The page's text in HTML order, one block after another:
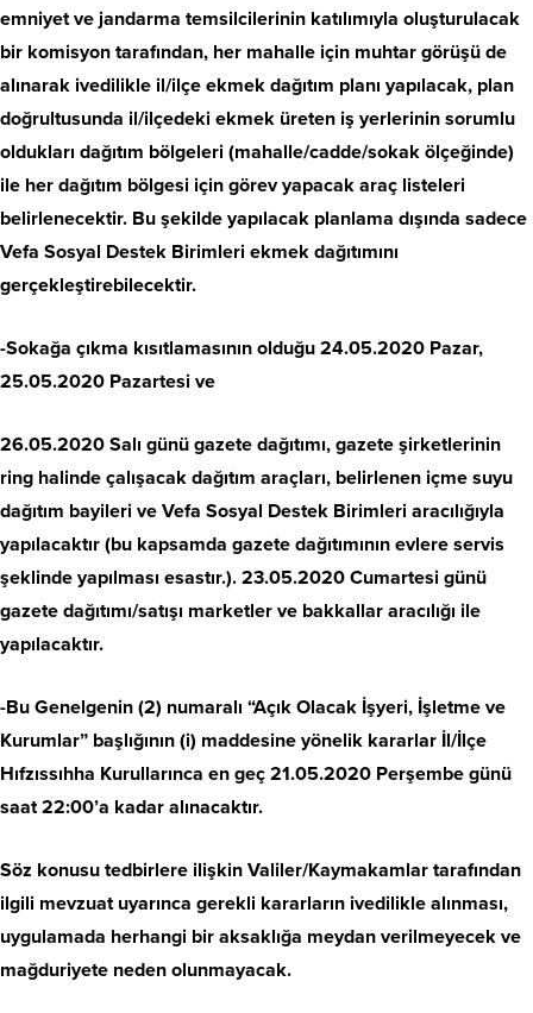
emniyet ve jandarma temsilcilerinin katılımıyla oluşturulacak
bir komisyon tarafından, her mahalle için muhtar görüşü de
alınarak ivedilikle il/ilçe ekmek dağıtım planı yapılacak, plan
doğrultusunda il/ilçedeki ekmek üreten iş yerlerinin sorumlu
oldukları dağıtım bölgeleri (mahalle/cadde/sokak ölçeğinde)
ile her dağıtım bölgesi için görev yapacak araç listeleri
belirlenecektir. Bu şekilde yapılacak planlama dışında sadece
Vefa Sosyal Destek Birimleri ekmek dağıtımını
gerçekleştirebilecektir.
-Sokağa çıkma kısıtlamasının olduğu 24.05.2020 Pazar,
25.05.2020 Pazartesi ve
26.05.2020 Salı günü gazete dağıtımı, gazete şirketlerinin
ring halinde çalışacak dağıtım araçları, belirlenen içme suyu
dağıtım bayileri ve Vefa Sosyal Destek Birimleri aracılığıyla
yapılacaktır (bu kapsamda gazete dağıtımının evlere servis
şeklinde yapılması esastır.). 23.05.2020 Cumartesi günü
gazete dağıtımı/satışı marketler ve bakkallar aracılığı ile
yapılacaktır.
-Bu Genelgenin (2) numaralı “Açık Olacak İşyeri, İşletme ve
Kurumlar” başlığının (i) maddesine yönelik kararlar İl/İlçe
Hıfzıssıhha Kurullarınca en geç 21.05.2020 Perşembe günü
saat 22:00’a kadar alınacaktır.
Söz konusu tedbirlere ilişkin Valiler/Kaymakamlar tarafından
ilgili mevzuat uyarınca gerekli kararların ivedilikle alınması,
uygulamada herhangi bir aksaklığa meydan verilmeyecek ve
mağduriyete neden olunmayacak.